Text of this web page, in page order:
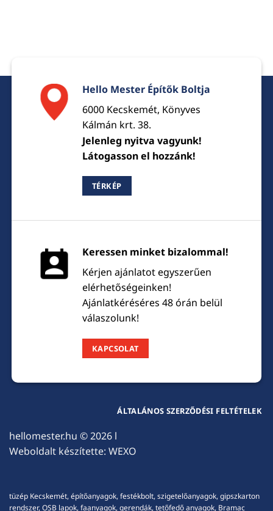
Hello Mester Építők Boltja
6000 Kecskemét, Könyves
Kálmán krt. 38.
Jelenleg nyitva vagyunk!
Látogasson el hozzánk!
TÉRKÉP
Keressen minket bizalommal!
Kérjen ajánlatot egyszerűen
elérhetőségeinken!
Ajánlatkéréséres 48 órán belül
válaszolunk!
KAPCSOLAT
hellomester.hu © 2026 l
Weboldalt készítette: WEXO
ÁLTALÁNOS SZERZŐDÉSI FELTÉTELEK
tüzép Kecskemét, építőanyagok, festékbolt, szigetelőanyagok, gipszkarton
rendszer, OSB lapok, faanyagok, gerendák, tetőfedő anyagok, Bramac